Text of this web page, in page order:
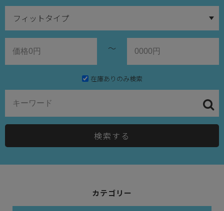
～
在庫ありのみ検索
検索する
カテゴリー